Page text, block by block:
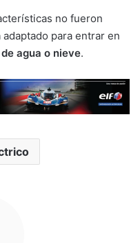
no fueron
para entrar en
agua o nieve.